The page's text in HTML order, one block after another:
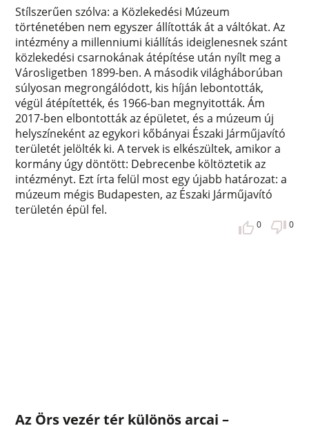
Stílszerűen szólva: a Közlekedési Múzeum
történetében nem egyszer állították át a váltókat. Az
intézmény a millenniumi kiállítás ideiglenesnek szánt
közlekedési csarnokának átépítése után nyílt meg a
Városligetben 1899-ben. A második világháborúban
súlyosan megrongálódott, kis híján lebontották,
végül átépítették, és 1966-ban megnyitották. Ám
2017-ben elbontották az épületet, és a múzeum új
helyszíneként az egykori kőbányai Északi Járműjavító
területét jelölték ki. A tervek is elkészültek, amikor a
kormány úgy döntött: Debrecenbe költöztetik az
intézményt. Ezt írta felül most egy újabb határozat: a
múzeum mégis Budapesten, az Északi Járműjavító
területén épül fel.
0 0
Az Örs vezér tér különös arcai –